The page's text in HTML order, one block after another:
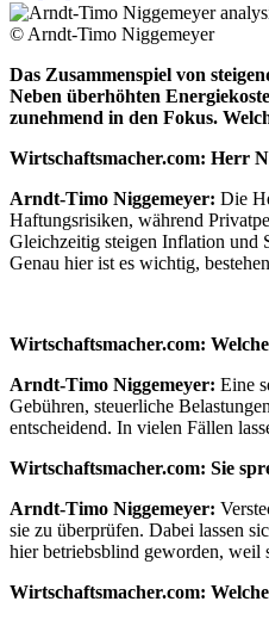
© Arndt-Timo Niggemeyer
Das Zusammenspiel von
Neben überhöhten
zunehmend in den Fokus.
Wirtschaftsmacher.com: Herr
Arndt-Timo Niggemeyer: Die
Haftungsrisiken, während
Gleichzeitig steigen Inflation und
Genau hier ist es wichtig,
Wirtschaftsmacher.com:
Arndt-Timo Niggemeyer: Eine
Gebühren, steuerliche
entscheidend. In vielen Fällen
Wirtschaftsmacher.com: Sie
Arndt-Timo Niggemeyer:
sie zu überprüfen. Dabei lassen
hier betriebsblind geworden, weil
Wirtschaftsmacher.com: